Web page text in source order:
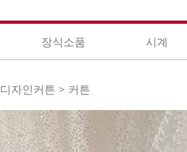
장식소품 시계
디자인커튼 > 커튼